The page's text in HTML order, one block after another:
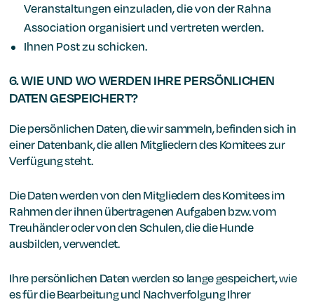
Veranstaltungen einzuladen, die von der Rahna
Association organisiert und vertreten werden.
Ihnen Post zu schicken.
6. WIE UND WO WERDEN IHRE PERSÖNLICHEN
DATEN GESPEICHERT?
Die persönlichen Daten, die wir sammeln, befinden sich in
einer Datenbank, die allen Mitgliedern des Komitees zur
Verfügung steht.
Die Daten werden von den Mitgliedern des Komitees im
Rahmen der ihnen übertragenen Aufgaben bzw. vom
Treuhänder oder von den Schulen, die die Hunde
ausbilden, verwendet.
Ihre persönlichen Daten werden so lange gespeichert, wie
es für die Bearbeitung und Nachverfolgung Ihrer